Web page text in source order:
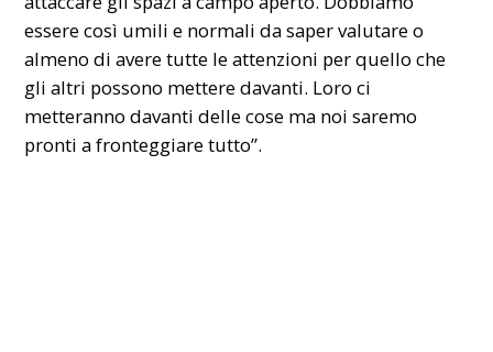
essere così umili e normali da saper valutare o
almeno di avere tutte le attenzioni per quello che
gli altri possono mettere davanti. Loro ci
metteranno davanti delle cose ma noi saremo
pronti a fronteggiare tutto”.